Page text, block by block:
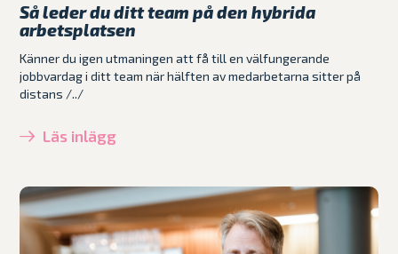
Så leder du ditt team på den hybrida
arbetsplatsen
Känner du igen utmaningen att få till en välfungerande
jobbvardag i ditt team när hälften av medarbetarna sitter på
distans /../
Läs inlägg